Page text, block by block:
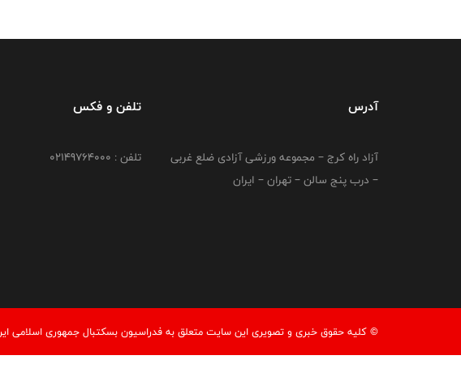
آدرس
آزاد راه کرج – مجموعه ورزشی آزادی ضلع غربی
– درب پنج سالن – تهران – ایران
تلفن و فکس
تلفن : 02149764000
© کليه حقوق خبری و تصويری اين سايت متعلق به فدراسیون بسکتبال جمهوری اسلامی